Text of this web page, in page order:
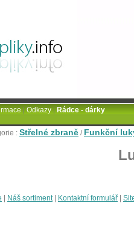
: Střelné zbraně / Funkční
Náš sortiment| Kontaktní formulář
|Odkazy|Rádce - dárky